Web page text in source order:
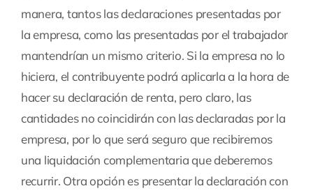
manera, tantos las declaraciones presentadas por
la empresa, como las presentadas por el trabajador
mantendrían un mismo criterio. Si la empresa no lo
hiciera, el contribuyente podrá aplicarla a la hora de
hacer su declaración de renta, pero claro, las
cantidades no coincidirán con las declaradas por la
empresa, por lo que será seguro que recibiremos
una liquidación complementaria que deberemos
recurrir. Otra opción es presentar la declaración con